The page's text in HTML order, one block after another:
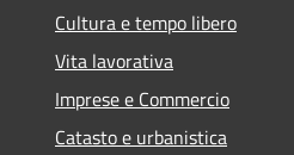
Cultura e tempo libero
Vita lavorativa
Imprese e Commercio
Catasto e urbanistica